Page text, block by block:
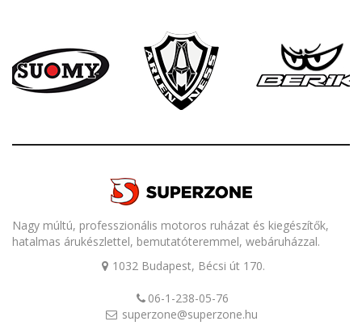
Nagy múltú, professzionális motoros ruházat és kiegészítők,
hatalmas árukészlettel, bemutatóteremmel, webáruházzal.
1032 Budapest, Bécsi út 170.
06-1-238-05-76
superzone@superzone.hu